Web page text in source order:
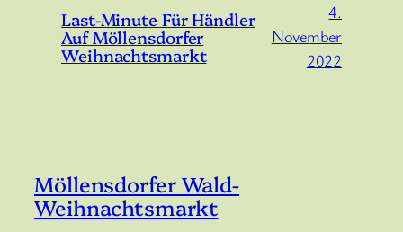
Last-Minute Für Händler
Auf Möllensdorfer
Weihnachtsmarkt
4.
November
2022
Möllensdorfer Wald-
Weihnachtsmarkt